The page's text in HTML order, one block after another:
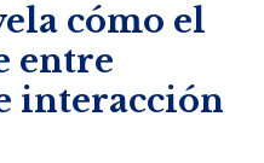
cómo el
entre
interacción